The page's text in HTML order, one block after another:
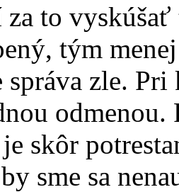
to
tým
správa zle.
odmenou.
skôr
sme sa